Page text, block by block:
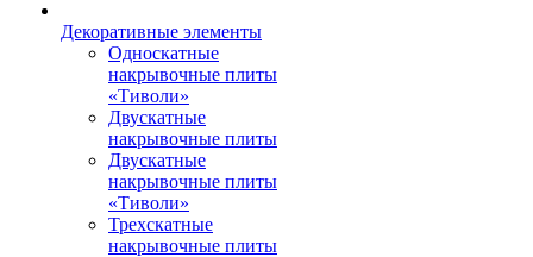
Декоративные элементы
Односкатные
накрывочные плиты
«Тиволи»
Двускатные
накрывочные плиты
Двускатные
накрывочные плиты
«Тиволи»
Трехскатные
накрывочные плиты